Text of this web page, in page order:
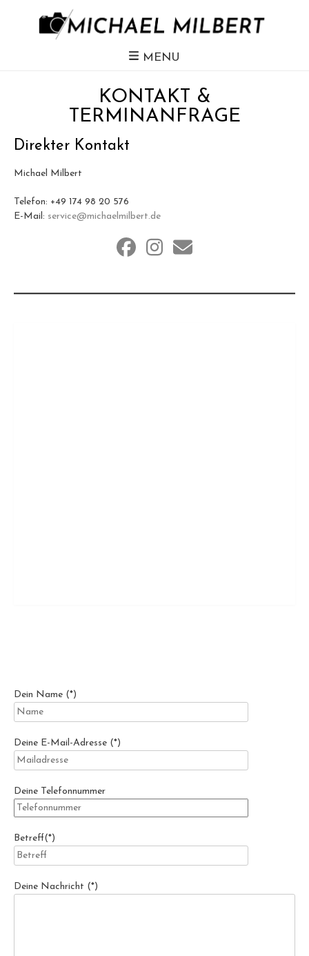
MENU
KONTAKT &
TERMINANFRAGE
Direkter Kontakt
Michael Milbert
Telefon: +49 174 98 20 576
E-Mail: service@michaelmilbert.de
Dein Name (*)
Deine E-Mail-Adresse (*)
Deine Telefonnummer
Betreff(*)
Deine Nachricht (*)